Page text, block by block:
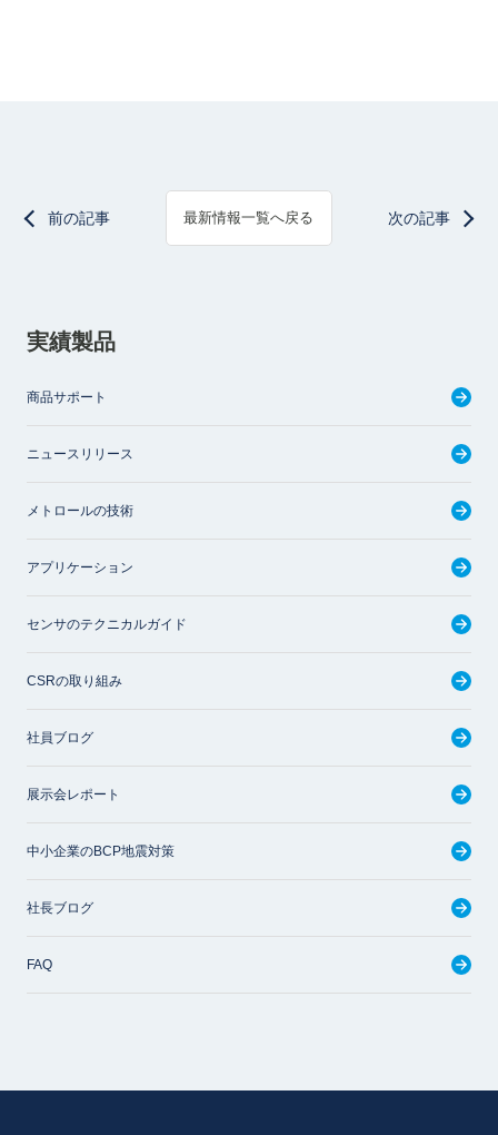
前の記事 最新情報一覧へ戻る 次の記事
実績製品
商品サポート
ニュースリリース
メトロールの技術
アプリケーション
センサのテクニカルガイド
CSRの取り組み
社員ブログ
展示会レポート
中小企業のBCP地震対策
社長ブログ
FAQ